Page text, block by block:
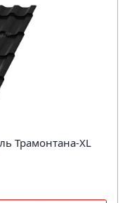
Трамонтана-XL